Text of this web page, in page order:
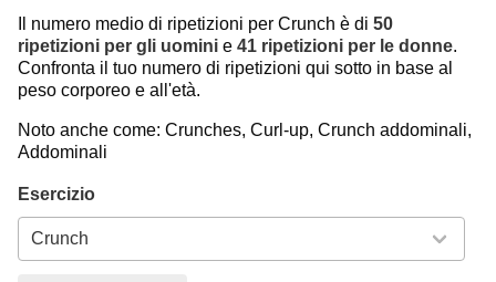
Il numero medio di ripetizioni per Crunch è di 50
ripetizioni per gli uomini e 41 ripetizioni per le donne.
Confronta il tuo numero di ripetizioni qui sotto in base al
peso corporeo e all'età.
Noto anche come: Crunches, Curl-up, Crunch addominali,
Addominali
Esercizio